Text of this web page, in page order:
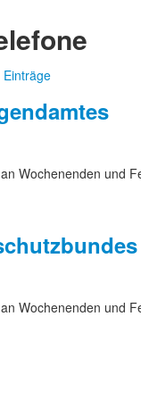
Einträge
Wochenenden und
Wochenenden und